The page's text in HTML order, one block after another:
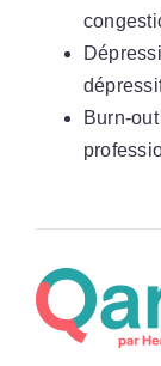
Burn-